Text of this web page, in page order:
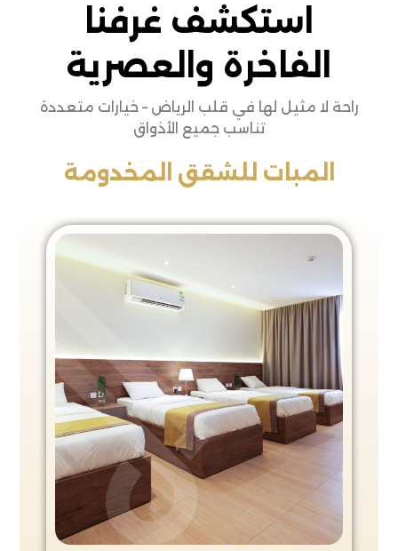
استكشف غرفنا
الفاخرة والعصرية
راحة لا مثيل لها في قلب الرياض – خيارات متعددة
تناسب جميع الأذواق
المبات للشقق المخدومة